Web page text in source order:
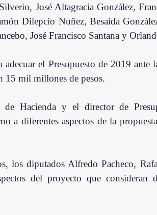
José Altagracia González,
Dilepcio Nuñez, Besaida
José Francisco Santana y
el Presupuesto de 2019 ante
15 mil millones de pesos.
Hacienda y el director de
a diferentes aspectos de la
los diputados Alfredo Pacheco,
del proyecto que consideran